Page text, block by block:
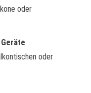
oder
oder